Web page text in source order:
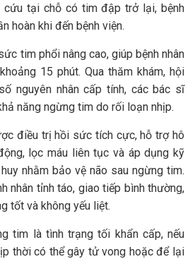
cứu tại chỗ có tim đập trở lại, bệnh
hoàn khi đến bệnh viện.
tim phổi nâng cao, giúp bệnh nhân
15 phút. Qua thăm khám, hội
nguyên nhân cấp tính, các bác sĩ
năng ngừng tim do rối loạn nhịp.
điều trị hồi sức tích cực, hỗ trợ hô
lọc máu liên tục và áp dụng kỹ
nhằm bảo vệ não sau ngừng tim.
nhân tỉnh táo, giao tiếp bình thường,
tốt và không yếu liệt.
tim là tình trạng tối khẩn cấp, nếu
thời có thể gây tử vong hoặc để lại